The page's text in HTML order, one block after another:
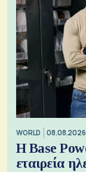
WORLD
Η Base
εταιρεία